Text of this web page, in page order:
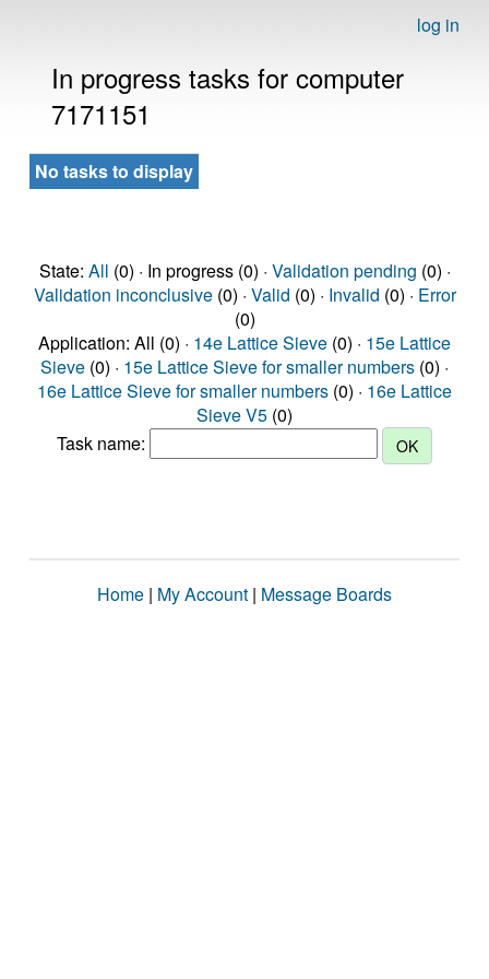
log in
In progress tasks for computer
7171151
No tasks to display
State: All (0) · In progress (0) · Validation pending (0) ·
Validation inconclusive(0) · Valid (0) · Invalid (0) · Error
(0)
Application: All (0) · 14e Lattice Sieve (0) · 15e Lattice
Sieve (0) · 15e Lattice Sieve for smaller numbers (0) ·
16e Lattice Sieve for smaller numbers (0) · 16e Lattice
Sieve V5 (0)
Task name:
Home | My Account | Message Boards